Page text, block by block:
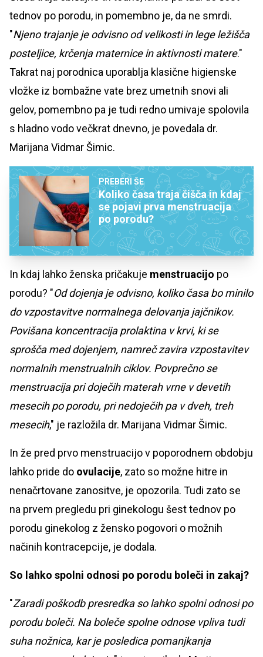
tednov po porodu, in pomembno je, da ne smrdi.
"Njeno trajanje je odvisno od velikosti in lege ležišča
posteljice, krčenja maternice in aktivnosti matere."
Takrat naj porodnica uporablja klasične higienske
vložke iz bombažne vate brez umetnih snovi ali
gelov, pomembno pa je tudi redno umivaje spolovila
s hladno vodo večkrat dnevno, je povedala dr.
Marijana Vidmar Šimic.
PREBERI ŠE
Koliko časa traja čišča in kdaj
se pojavi prva menstruacija
po porodu?
In kdaj lahko ženska pričakuje menstruacijo po
porodu? "Od dojenja je odvisno, koliko časa bo minilo
do vzpostavitve normalnega delovanja jajčnikov.
Povišana koncentracija prolaktina v krvi, ki se
sprošča med dojenjem, namreč zavira vzpostavitev
normalnih menstrualnih ciklov. Povprečno se
menstruacija pri doječih materah vrne v devetih
mesecih po porodu, pri nedoječih pa v dveh, treh
mesecih," je razložila dr. Marijana Vidmar Šimic.
In že pred prvo menstruacijo v poporodnem obdobju
lahko pride do ovulacije, zato so možne hitre in
nenačrtovane zanositve, je opozorila. Tudi zato se
na prvem pregledu pri ginekologu šest tednov po
porodu ginekolog z žensko pogovori o možnih
načinih kontracepcije, je dodala.
So lahko spolni odnosi po porodu boleči in zakaj?
"Zaradi poškodb presredka so lahko spolni odnosi po
porodu boleči. Na boleče spolne odnose vpliva tudi
suha nožnica, kar je posledica pomanjkanja